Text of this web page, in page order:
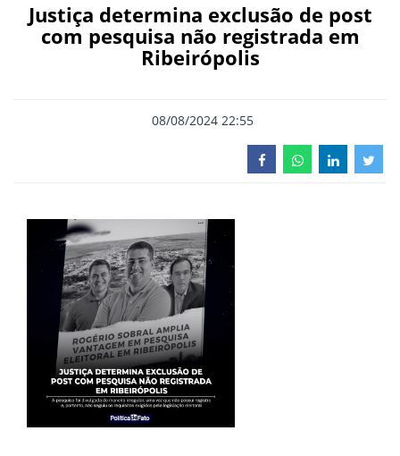
Justiça determina exclusão de post
com pesquisa não registrada em
Ribeirópolis
08/08/2024 22:55